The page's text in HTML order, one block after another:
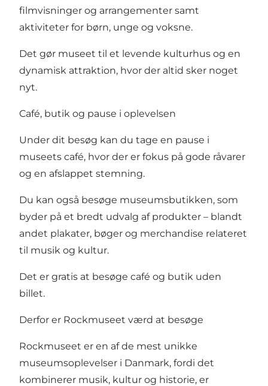
filmvisninger og arrangementer samt
aktiviteter for børn, unge og voksne.
Det gør museet til et levende kulturhus og en
dynamisk attraktion, hvor der altid sker noget
nyt.
Café, butik og pause i oplevelsen
Under dit besøg kan du tage en pause i
museets café, hvor der er fokus på gode råvarer
og en afslappet stemning.
Du kan også besøge museumsbutikken, som
byder på et bredt udvalg af produkter – blandt
andet plakater, bøger og merchandise relateret
til musik og kultur.
Det er gratis at besøge café og butik uden
billet.
Derfor er Rockmuseet værd at besøge
Rockmuseet er en af de mest unikke
museumsoplevelser i Danmark, fordi det
kombinerer musik, kultur og historie, er